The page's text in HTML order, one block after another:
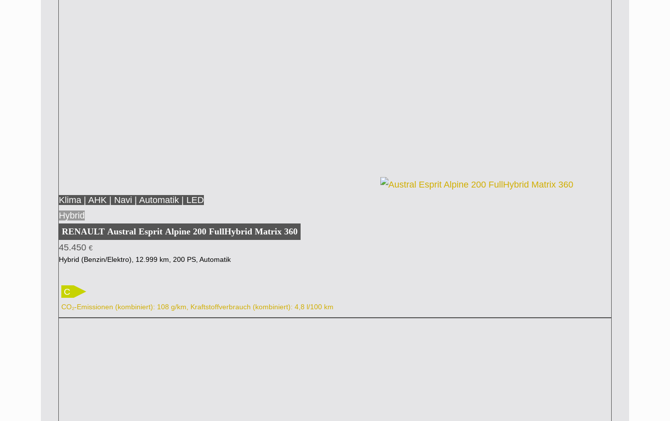
Klima | AHK | Navi | Automatik | LED
Hybrid
RENAULT Austral Esprit Alpine 200 FullHybrid Matrix 360
45.450 €
Hybrid (Benzin/Elektro), 12.999 km, 200 PS, Automatik
C
CO₂-Emissionen (kombiniert): 108 g/km, Kraftstoffverbrauch (kombiniert): 4,8 l/100 km